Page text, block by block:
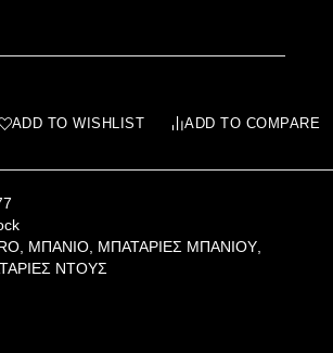
ADD TO WISHLIST ADD TO COMPARE
, ΜΠΑΝΙΟ, ΜΠΑΤΑΡΙΕΣ ΜΠΑΝΙΟΥ,
ΝΤΟΥΣ